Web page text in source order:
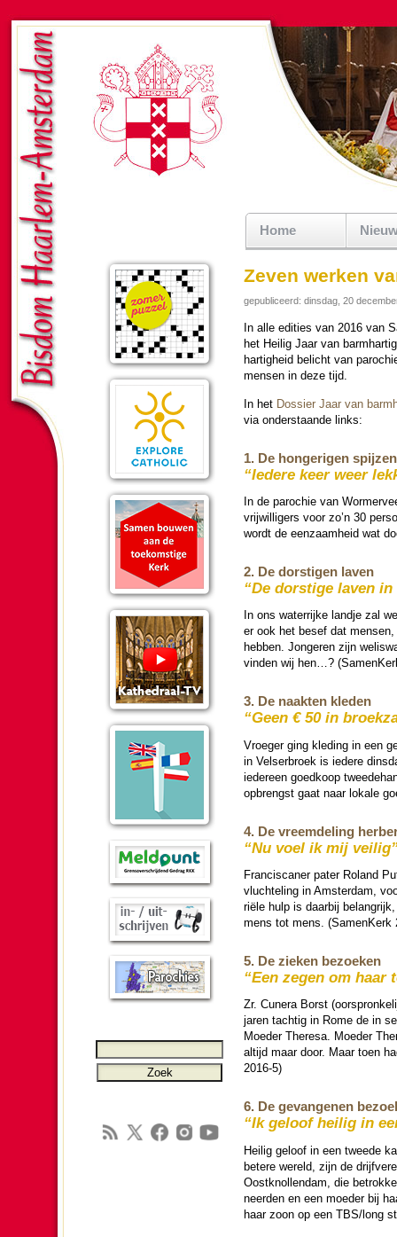
Home
Zeven werken
gepubliceerd: dinsdag, 20
In alle edities van 2016 van
het Heilig Jaar van
har­tig­heid belicht van
mensen in deze tijd.
In het Dossier Jaar van
via onder­staande links:
1. De hon­gerigen spijzen
“Iedere keer weer
In de pa­ro­chie van
vrij­wil­li­gers voor zo’n 30
wordt de een­zaam­heid wat
2. De dors­tigen laven
“De dors­tige laven
In ons waterrijke landje zal
er ook het besef dat
hebben. Jon­ge­ren zijn
vin­den wij hen…?
3. De naakten kle­den
“Geen € 50 in
Vroe­ger ging kle­ding in een
in Velser­broek is iedere
ieder­een goedkoop
opbrengst gaat naar lokale
4. De vreem­de­ling
“Nu voel ik mij
Franciscaner pater Roland
vluch­te­ling in Am­ster­dam,
rië­le hulp is daarbij
mens tot mens. (SamenKerk
5. De zieken bezoeken
“Een zegen om haar
Zr. Cunera Borst
jaren tach­tig in Rome de in
Moeder Theresa. Moeder
altijd maar door. Maar toen
2016-5)
6. De ge­van­ge­nen
“Ik geloof heilig in
Heilig geloof in een tweede
betere wereld, zijn de
Oostknollen­dam, die
neer­den en een moe­der bij
haar zoon op een TBS/long